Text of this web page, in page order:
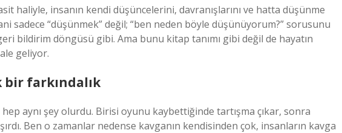
haliyle, insanın kendi düşüncelerini, davranışlarını ve hatta düşünme
sadece “düşünmek” değil; “ben neden böyle düşünüyorum?” sorusunu
bildirim döngüsü gibi. Ama bunu kitap tanımı gibi değil de hayatın
geliyor.
farkındalık
aynı şey olurdu. Birisi oyunu kaybettiğinde tartışma çıkar, sonra
Ben o zamanlar nedense kavganın kendisinden çok, insanların kavga